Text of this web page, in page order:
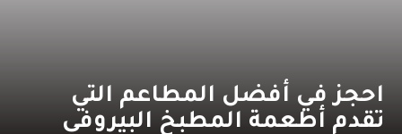
احجز في أفضل المطاعم التي
تقدم أطعمة المطبخ البيروفي